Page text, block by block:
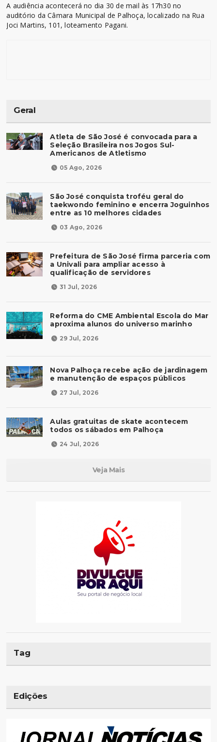
A audiência acontecerá no dia 30 de mail às 17h30 no
auditório da Câmara Municipal de Palhoça, localizado na Rua
Joci Martins, 101, loteamento Pagani.
Geral
Atleta de São José é convocada para a
Seleção Brasileira nos Jogos Sul-
Americanos de Atletismo
05 Ago, 2026
São José conquista troféu geral do
taekwondo feminino e encerra Joguinhos
entre as 10 melhores cidades
03 Ago, 2026
Prefeitura de São José firma parceria com
a Univali para ampliar acesso à
qualificação de servidores
31 Jul, 2026
Reforma do CME Ambiental Escola do Mar
aproxima alunos do universo marinho
29 Jul, 2026
Nova Palhoça recebe ação de jardinagem
e manutenção de espaços públicos
27 Jul, 2026
Aulas gratuitas de skate acontecem
todos os sábados em Palhoça
24 Jul, 2026
Veja Mais
Tag
Edições